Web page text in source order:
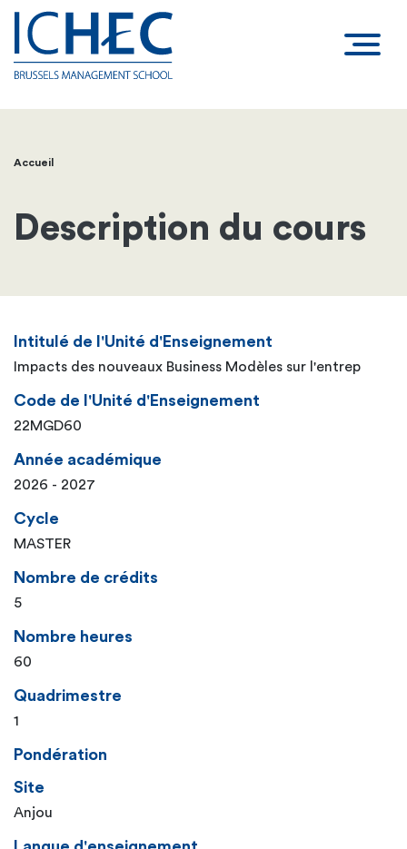
Fil
d'Ariane
Accueil
Description du cours
Intitulé de l'Unité d'Enseignement
Impacts des nouveaux Business Modèles sur l'entrep
Code de l'Unité d'Enseignement
22MGD60
Année académique
2026 - 2027
Cycle
MASTER
Nombre de crédits
5
Nombre heures
60
Quadrimestre
1
Pondération
Site
Anjou